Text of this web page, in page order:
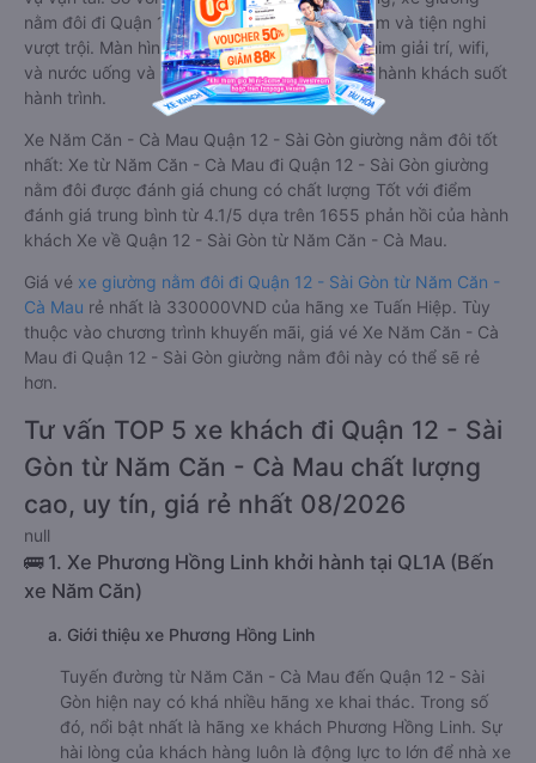
nằm đôi đi Quận 12 - Sài Gòn có nhiều ưu điểm và tiện nghi
vượt trội. Màn hình LCD với hàng nghìn bộ phim giải trí, wifi,
và nước uống và chăn đắp miễn phí phục vụ hành khách suốt
hành trình.
Xe Năm Căn - Cà Mau Quận 12 - Sài Gòn giường nằm đôi tốt
nhất: Xe từ Năm Căn - Cà Mau đi Quận 12 - Sài Gòn giường
nằm đôi được đánh giá chung có chất lượng Tốt với điểm
đánh giá trung bình từ 4.1/5 dựa trên 1655 phản hồi của hành
khách Xe về Quận 12 - Sài Gòn từ Năm Căn - Cà Mau.
Giá vé xe giường nằm đôi đi Quận 12 - Sài Gòn từ Năm Căn -
Cà Mau rẻ nhất là 330000VND của hãng xe Tuấn Hiệp. Tùy
thuộc vào chương trình khuyến mãi, giá vé Xe Năm Căn - Cà
Mau đi Quận 12 - Sài Gòn giường nằm đôi này có thể sẽ rẻ
hơn.
Tư vấn TOP 5 xe khách đi Quận 12 - Sài
Gòn từ Năm Căn - Cà Mau chất lượng
cao, uy tín, giá rẻ nhất 08/2026
null
🚌 1. Xe Phương Hồng Linh khởi hành tại QL1A (Bến
xe Năm Căn)
a. Giới thiệu xe Phương Hồng Linh
Tuyến đường từ Năm Căn - Cà Mau đến Quận 12 - Sài
Gòn hiện nay có khá nhiều hãng xe khai thác. Trong số
đó, nổi bật nhất là hãng xe khách Phương Hồng Linh. Sự
hài lòng của khách hàng luôn là động lực to lớn để nhà xe